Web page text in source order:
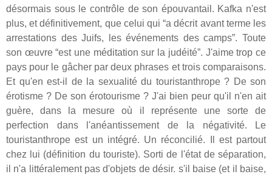
désormais sous le contrôle de son épouvantail. Kafka n'est
plus, et définitivement, que celui qui “a décrit avant terme les
arrestations des Juifs, les événements des camps”. Toute
son œuvre “est une méditation sur la judéité”. J'aime trop ce
pays pour le gâcher par deux phrases et trois comparaisons.
Et qu'en est-il de la sexualité du touristanthrope ? De son
érotisme ? De son érotourisme ? J'ai bien peur qu'il n'en ait
guère, dans la mesure où il représente une sorte de
perfection dans l'anéantissement de la négativité. Le
touristanthrope est un intégré. Un réconcilié. Il est partout
chez lui (définition du touriste). Sorti de l'état de séparation,
il n'a littéralement pas d'objets de désir. s'il baise (et il baise,